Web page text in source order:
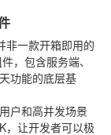
非一款开箱即用的
，包含服务端、
功能的底层基
户和高并发场景
，让开发者可以极